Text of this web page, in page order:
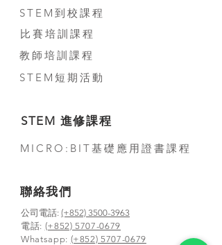
STEM到校課程
比賽培訓課程
教師培訓課程
STEM短期活動
STEM 進修課程
MICRO:BIT基礎應用證書課程
聯絡我們
公司電話: (+852) 3500-3963
電話: (+852) 5707-0679
Whatsapp: (+852) 5707-0679